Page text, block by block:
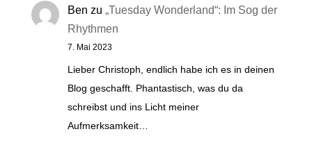
Ben zu „Tuesday Wonderland“: Im Sog der
Rhythmen
7. Mai 2023
Lieber Christoph, endlich habe ich es in deinen
Blog geschafft. Phantastisch, was du da
schreibst und ins Licht meiner
Aufmerksamkeit…